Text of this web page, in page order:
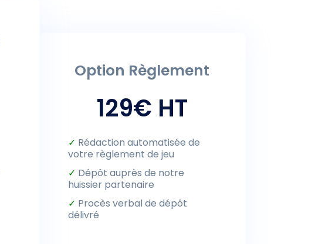
Option Règlement
129€ HT
✓ Rédaction automatisée de
votre règlement de jeu
✓ Dépôt auprès de notre
huissier partenaire
✓ Procès verbal de dépôt
délivré